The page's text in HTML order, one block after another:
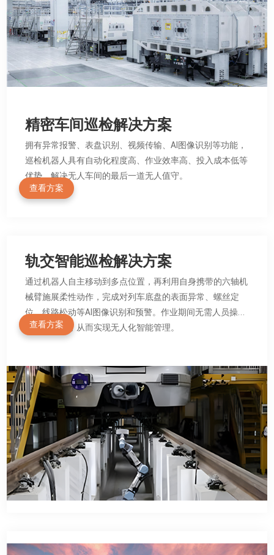
精密车间巡检解决方案
拥有异常报警、表盘识别、视频传输、AI图像识别等功能，
巡检机器人具有自动化程度高、作业效率高、投入成本低等
优势，解决无人车间的最后一道无人值守。
查看方案
轨交智能巡检解决方案
通过机器人自主移动到多点位置，再利用自身携带的六轴机
械臂施展柔性动作，完成对列车底盘的表面异常、螺丝定
位、线路松动等AI图像识别和预警。作业期间无需人员操作
和现场值守，从而实现无人化智能管理。
查看方案